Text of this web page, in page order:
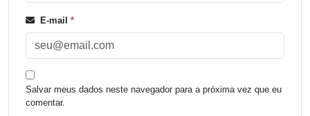
E-mail *
Salvar meus dados neste navegador para a próxima vez que eu
comentar.